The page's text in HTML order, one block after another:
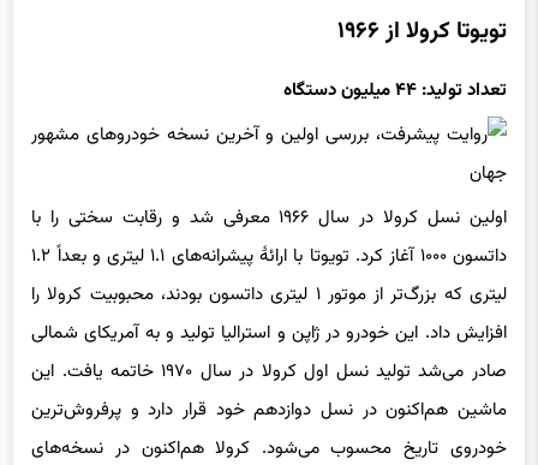
تویوتا کرولا از ۱۹۶۶
تعداد تولید: ۴۴ میلیون دستگاه
اولین نسل کرولا در سال ۱۹۶۶ معرفی شد و رقابت سختی را با
داتسون ۱۰۰۰ آغاز کرد. تویوتا با ارائهٔ پیشرانه‌های ۱.۱ لیتری و بعداً ۱.۲
لیتری که بزرگ‌تر از موتور ۱ لیتری داتسون بودند، محبوبیت کرولا را
افزایش داد. این خودرو در ژاپن و استرالیا تولید و به آمریکای شمالی
صادر می‌شد تولید نسل اول کرولا در سال ۱۹۷۰ خاتمه یافت. این
ماشین هم‌اکنون در نسل دوازدهم خود قرار دارد و پرفروش‌ترین
خودروی تاریخ محسوب می‌شود. کرولا هم‌اکنون در نسخه‌های